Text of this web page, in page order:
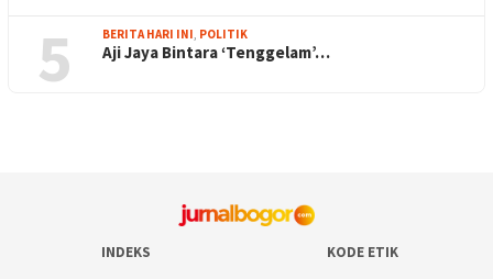
5 BERITA HARI INI, POLITIK
Aji Jaya Bintara ‘Tenggelam’…
INDEKS
KODE ETIK